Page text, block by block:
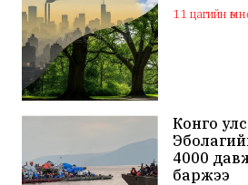
11 цагийн өмнө
Конго
4000
баржээ